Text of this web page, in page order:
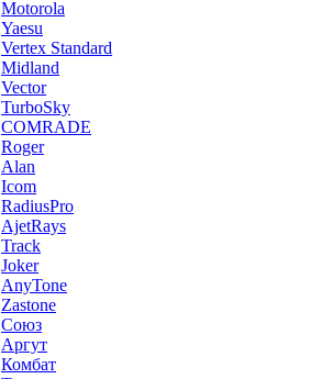
Motorola
Yaesu
Vertex Standard
Midland
Vector
TurboSky
COMRADE
Roger
Alan
Icom
RadiusPro
AjetRays
Track
Joker
AnyTone
Zastone
Союз
Аргут
Комбат